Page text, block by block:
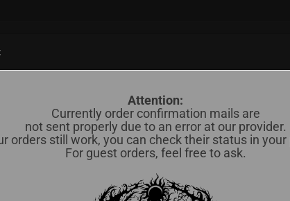
Attention:
Currently order confirmation mails are
not sent properly due to an error at our provider.
orders still work, you can check their status in your
For guest orders, feel free to ask.
Vinyl » 7"